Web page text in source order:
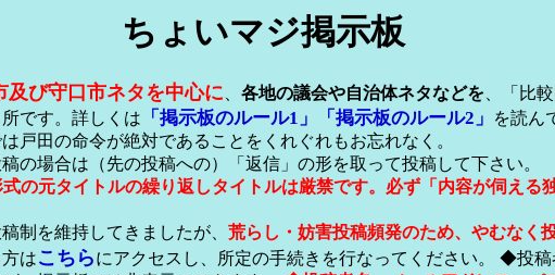
ちょいマジ掲示板
及び守口市ネタを中心に、 各地の議会や自治体ネタなどを、「比
です。詳しくは
「掲示板のルール1」 「掲示板のルール2」
を読ん
戸田の命令が絶対であることをくれぐれもお忘れなく。
の場合は（先の投稿への）「返信」の形を取って投稿して下さい。
の元タイトルの繰り返しタイトルは厳禁です。必ず「内容が伺える
制を維持してきましたが、 荒らし・妨害投稿頻発のため、やむなく
はこちらにアクセスし、所定の手続きを行なってください。 ◆投稿